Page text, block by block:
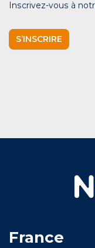
Inscrivez-vous à
S’INSCRIRE
France